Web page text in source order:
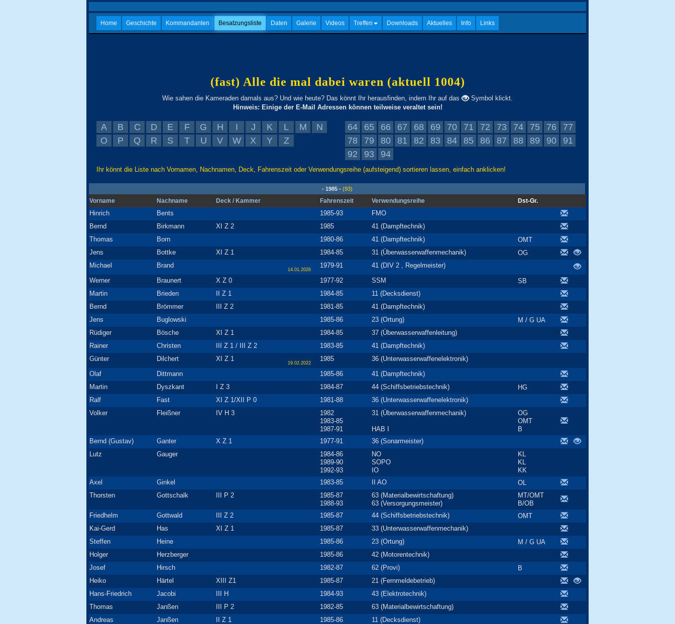
Home Geschichte Kommandanten Besatzungsliste Daten Galerie Videos Treffen Downloads Aktuelles Info Links
(fast) Alle die mal dabei waren (aktuell 1004)
Wie sahen die Kameraden damals aus? Und wie heute? Das könnt Ihr herausfinden, indem Ihr auf das
Symbol klickt.
Hinweis: Einige der E-Mail Adressen können teilweise veraltet sein!
A B C D E F G H I J K L M
N
O
P Q R S T U V W X Y Z
64 65 66 67 68 69 70 71 72 73 74 75 76
77
78
79 80 81 82 83 84 85 86 87 88 89 90
91
92
93 94
Ihr könnt die Liste nach Vornamen, Nachnamen, Deck, Fahrenszeit oder Verwendungsreihe (aufsteigend) sortieren lassen, einfach anklicken!
- 1985 - (93)
Vorname Nachname Deck / Kammer Fahrenszeit Verwendungsreihe Dst-Gr.
Hinrich Bents 1985-93
FMO
Bernd
Birkmann XI Z 2 1985
41 (Dampftechnik)
Thomas
Born 1980-86 41 (Dampftechnik)
OMT
Jens
Bottke XI Z 1 1984-85 31 (Überwasserwaffenmechanik)
OG
Michael
Brand
14.01.2026
1979-91
41 (DIV 2 , Regelmeister)
Werner
Braunert X Z 0 1977-92 SSM
SB
Martin
Brieden II Z 1 1984-85
11 (Decksdienst)
Bernd
Brömmer III Z 2 1981-85
41 (Dampftechnik)
Jens
Buglowski 1985-86 23 (Ortung)
M / G UA
Rüdiger
Bösche XI Z 1 1984-85
37 (Überwasserwaffenleitung)
Rainer
Christen III Z 1 / III Z 2 1983-85
41 (Dampftechnik)
Günter
Dilchert XI Z 1
19.02.2022
1985
36 (Unterwasserwaffenelektronik)
Olaf
Dittmann 1985-86
41 (Dampftechnik)
Martin
Dyszkant I Z 3 1984-87 44 (Schiffsbetriebstechnik)
HG
Ralf
Fast XI Z 1/XII P 0 1981-88
36 (Unterwasserwaffenelektronik)
Volker
Fleißner IV H 3
1982
1983-85
1987-91
31 (Überwasserwaffenmechanik)
HAB I
OG
OMT
B
Bernd (Gustav)
Ganter X Z 1 1977-91
36 (Sonarmeister)
Lutz
Gauger
1984-86
1989-90
1992-93
NO
SOPO
IO
KL
KL
KK
Axel
Ginkel 1983-85 II AO
OL
Thorsten
Gottschalk III P 2
1985-87
1988-93
63 (Materialbewirtschaftung)
63 (Versorgungsmeister)
MT/OMT
B/OB
Friedhelm
Gottwald III Z 2 1985-87 44 (Schiffsbetriebstechnik)
OMT
Kai-Gerd
Has XI Z 1 1985-87
33 (Unterwasserwaffenmechanik)
Steffen
Heine 1985-86 23 (Ortung)
M / G UA
Holger
Herzberger 1985-86
42 (Motorentechnik)
Josef
Hirsch 1982-87 62 (Provi)
B
Heiko
Härtel XIII Z1 1985-87
21 (Fernmeldebetrieb)
Hans-Friedrich
Jacobi III H 1984-93
43 (Elektrotechnik)
Thomas
Janßen III P 2 1982-85
63 (Materialbewirtschaftung)
Andreas
Janßen II Z 1 1985-86
11 (Decksdienst)